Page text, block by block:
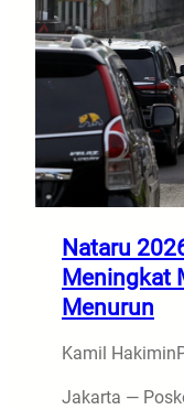
Nataru
Meningkat
Menurun
Kamil Hakimin
Jakarta —